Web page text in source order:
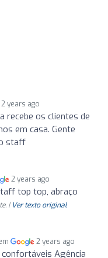
2 years ago
recebe os clientes de
em casa. Gente
staff
2 years ago
top top, abraço
| Ver texto original
2 years ago
Agência